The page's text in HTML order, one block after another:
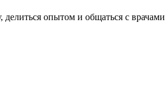
делиться опытом и общаться с врачами